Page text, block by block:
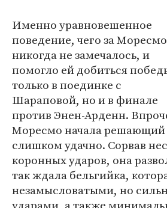
Именно уравновешенное
поведение, чего за Моресмо
никогда не замечалось, и
помогло ей добиться
только в поединке с
Шараповой, но и в финале
против Энен-Арденн.
Моресмо начала решающий
слишком удачно. Сорвав
коронных ударов, она
так ждала бельгийка,
незамысловатыми, но